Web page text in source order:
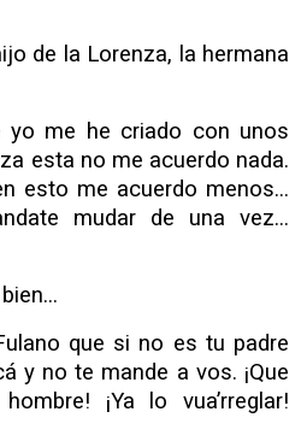
de la Lorenza, la hermana
yo me he criado con unos
esta no me acuerdo nada.
esto me acuerdo menos...
mudar de una vez...
que si no es tu padre
y no te mande a vos. ¡Que
¡Ya lo vua’rreglar!